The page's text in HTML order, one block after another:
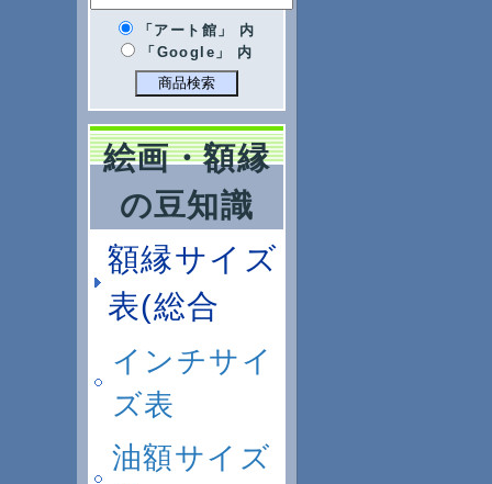
「アート館」 内
「Google」 内
絵画・額縁
の豆知識
額縁サイズ
表(総合
インチサイ
ズ表
油額サイズ